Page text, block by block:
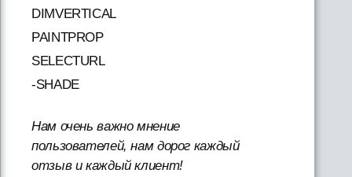
DIMVERTICAL
PAINTPROP
SELECTURL
-SHADE
Нам очень важно мнение
пользователей, нам дорог каждый
отзыв и каждый клиент!